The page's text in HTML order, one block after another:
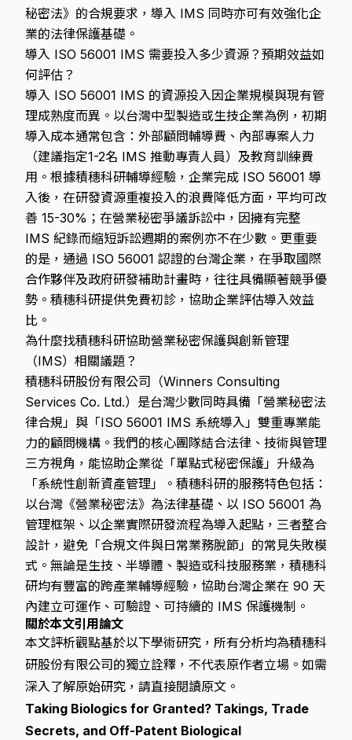
秘密法》的合規要求，導入 IMS 同時亦可有效強化企
業的法律保護基礎。
導入 ISO 56001 IMS 需要投入多少資源？預期效益如
何評估？
導入 ISO 56001 IMS 的資源投入因企業規模與現有管
理成熟度而異。以台灣中型製造或生技企業為例，初期
導入成本通常包含：外部顧問輔導費、內部專案人力
（建議指定1-2名 IMS 推動專責人員）及教育訓練費
用。根據積穗科研輔導經驗，企業完成 ISO 56001 導
入後，在研發資源重複投入的浪費降低方面，平均可改
善 15-30%；在營業秘密爭議訴訟中，因擁有完整
IMS 紀錄而縮短訴訟週期的案例亦不在少數。更重要
的是，通過 ISO 56001 認證的台灣企業，在爭取國際
合作夥伴及政府研發補助計畫時，往往具備顯著競爭優
勢。積穗科研提供免費初診，協助企業評估導入效益
比。
為什麼找積穗科研協助營業秘密保護與創新管理
（IMS）相關議題？
積穗科研股份有限公司（Winners Consulting
Services Co. Ltd.）是台灣少數同時具備「營業秘密法
律合規」與「ISO 56001 IMS 系統導入」雙重專業能
力的顧問機構。我們的核心團隊結合法律、技術與管理
三方視角，能協助企業從「單點式秘密保護」升級為
「系統性創新資產管理」。積穗科研的服務特色包括：
以台灣《營業秘密法》為法律基礎、以 ISO 56001 為
管理框架、以企業實際研發流程為導入起點，三者整合
設計，避免「合規文件與日常業務脫節」的常見失敗模
式。無論是生技、半導體、製造或科技服務業，積穗科
研均有豐富的跨產業輔導經驗，協助台灣企業在 90 天
內建立可運作、可驗證、可持續的 IMS 保護機制。
關於本文引用論文
本文評析觀點基於以下學術研究，所有分析均為積穗科
研股份有限公司的獨立詮釋，不代表原作者立場。如需
深入了解原始研究，請直接閱讀原文。
Taking Biologics for Granted? Takings, Trade
Secrets, and Off-Patent Biological